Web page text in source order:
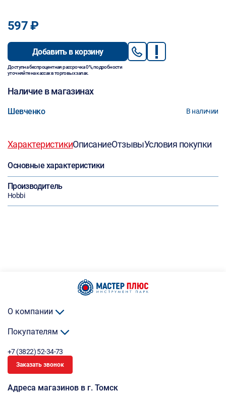
597 ₽
Добавить в корзину
Доступна беспроцентная рассрочка 0%, подробности
уточняйте на кассах в торговых залах.
Наличие в магазинах
Шевченко В наличии
ХарактеристикиОписаниеОтзывыУсловия покупки
Основные характеристики
Производитель
Hobbi
О компании
Покупателям
+7 (3822) 52-34-73
Заказать звонок
Адреса магазинов в г. Томск